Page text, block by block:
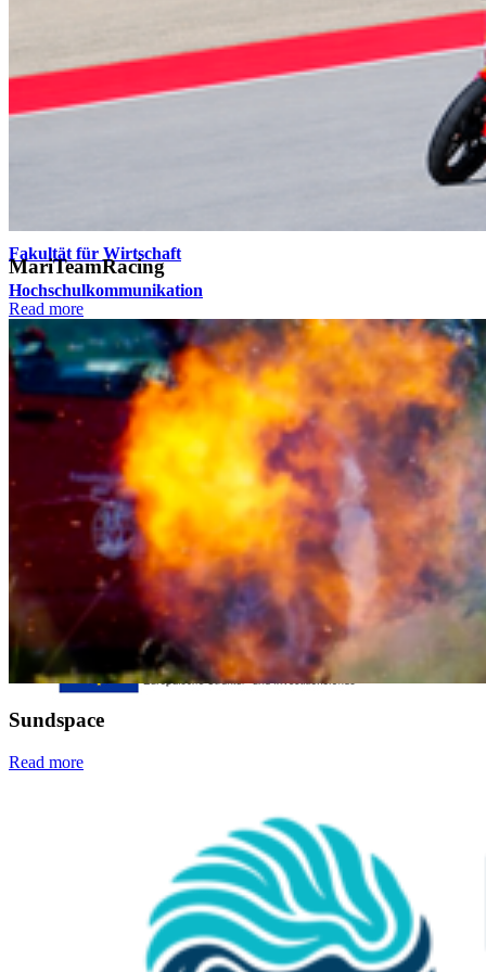
MariTeamRacing
Read more
Sundspace
Read more
Telefonzentrale: +49 3831 455
Zentrale Fax-Nummer: +49 3831 456 680
Fakultät für Wirtschaft
Hochschulkommunikation
Login
Dienstleistungsportal "e-HOST"
Studien- und Prüfungsportal (SuP)
Webmailer
Moodle
Zeiterfassung